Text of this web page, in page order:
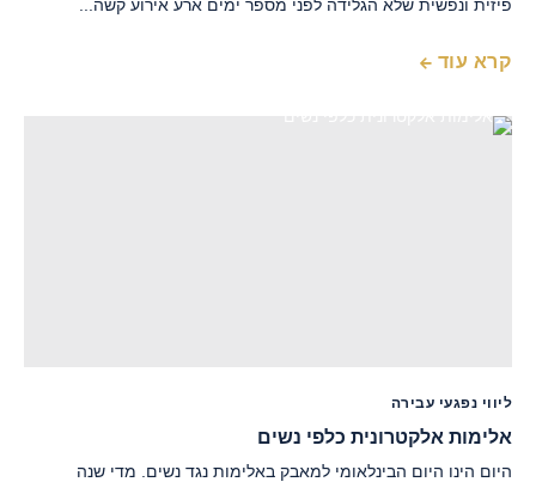
פיזית ונפשית שלא הגלידה לפני מספר ימים ארע אירוע קשה...
קרא עוד
ליווי נפגעי עבירה
אלימות אלקטרונית כלפי נשים
היום הינו היום הבינלאומי למאבק באלימות נגד נשים. מדי שנה